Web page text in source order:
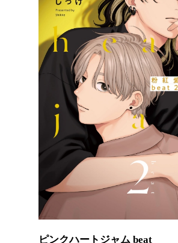
ピンクハートジャム beat